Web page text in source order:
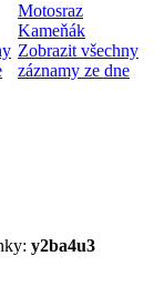
Motosraz
Kameňák
Zobrazit všechny
záznamy ze dne
y2ba4u3